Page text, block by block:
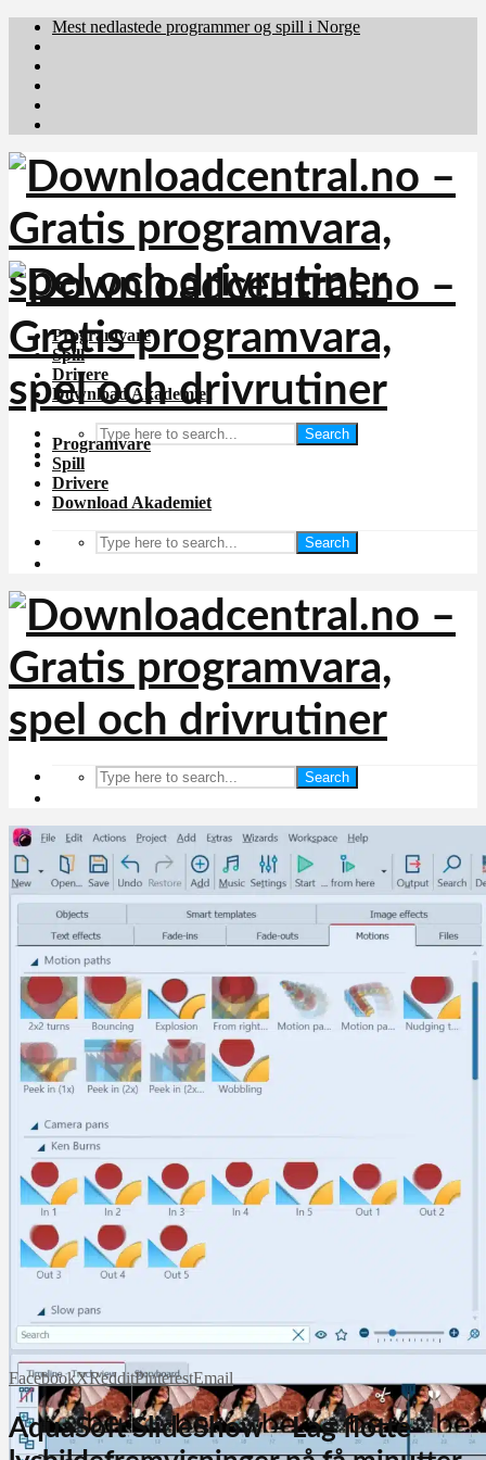
Mest nedlastede programmer og spill i Norge
Programvare
Spill
Drivere
Download Akademiet
Search
Programvare
Spill
Drivere
Download Akademiet
Search
Search
FacebookXRedditPinterestEmail
AquaSoft SlideShow – Lag flotte